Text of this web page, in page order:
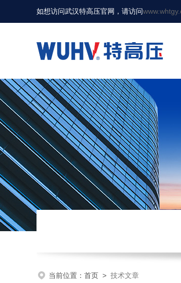
如想访问武汉特高压官网，请访问
当前位置： 首页 > 技术文章